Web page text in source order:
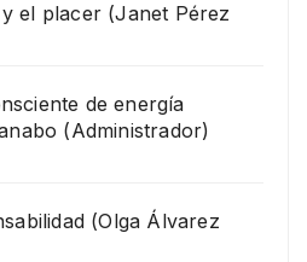
el placer (Janet Pérez
de energía
(Administrador)
(Olga Álvarez